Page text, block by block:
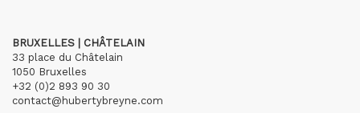
BRUXELLES | CHÂTELAIN
33 place du Châtelain
1050 Bruxelles
+32 (0)2 893 90 30
contact@hubertybreyne.com